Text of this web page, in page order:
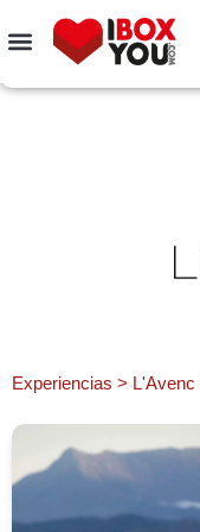
Experiencias > L'Avenc